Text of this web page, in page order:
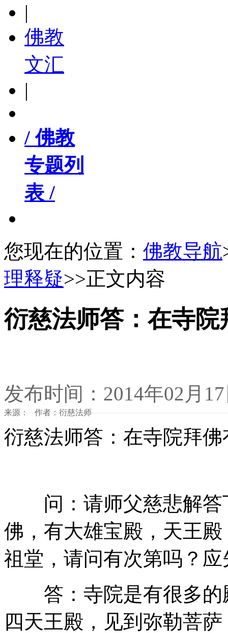
|
佛教
文汇
|
/ 佛教
专题列
表 /
您现在的位置： 佛教导航
理释疑>>正文内容
衍慈法师答：在寺
发布时间：2014年02月
来源： 作者：衍慈法师
衍慈法师答：在寺院拜
问：请师父慈悲解答
佛，有大雄宝殿，天王
祖堂，请问有次第吗？
答：寺院是有很多的
四天王殿，见到弥勒菩